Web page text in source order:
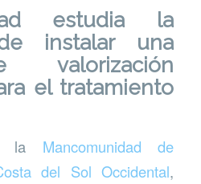
estudia la
instalar una
valorización
el tratamiento
la Mancomunidad de
del Sol Occidental,